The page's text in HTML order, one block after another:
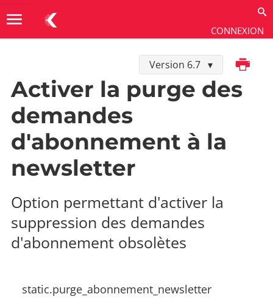
CONNEXION
menu
Version 6.7Imprimer
Personnalisation
Modification de propriétés
Activer la purge des
demandes
d'abonnement à la
newsletter
Option permettant d'activer la
suppression des demandes
d'abonnement obsolètes
static.purge_abonnement_newsletter